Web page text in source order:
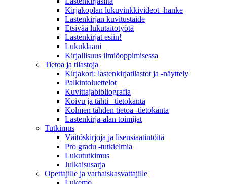
Kirjakoplan lukuvinkkivideot -hanke
Lastenkirjan kuvitustaide
Etsivää lukutaitotyötä
Lastenkirjat esiin!
Lukuklaani
Kirjallisuus ilmiöoppimisessa
Tietoa ja tilastoja
Kirjakori: lastenkirjatilastot ja -näyttely
Palkintoluettelot
Kuvittaja­bibliografia
Koivu ja tähti –tietokanta
Kolmen tähden tietoa -tietokanta
Lastenkirja-alan toimijat
Tutkimus
Väitöskirjoja ja lisensiaatintöitä
Pro gradu -tutkielmia
Lukututkimus
Julkaisusarja
Opettajille ja varhaiskasvattajille